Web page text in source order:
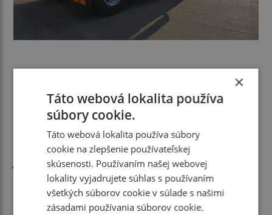
O jeho dôvere voči ťahaču F-MAX svedčia aj plány,
ktoré s ním má.„Toto auto bude jazdiť
s chladiarenským návesom, kde používame naše
najlepšie vozidlá. Sú prakticky nonstop vyťažené,
jazdia cez kopcovité úseky Českej republiky aj
Nemecka a keďže ide o tepelne regulovaný
tovar, hrá sa aj o čas a spoľahlivosť je
nevyhnutná.“
×
Táto webová lokalita používa
súbory cookie.
Táto webová lokalita používa súbory
cookie na zlepšenie používateľskej
skúsenosti. Používaním našej webovej
lokality vyjadrujete súhlas s používaním
všetkých súborov cookie v súlade s našimi
zásadami používania súborov cookie.